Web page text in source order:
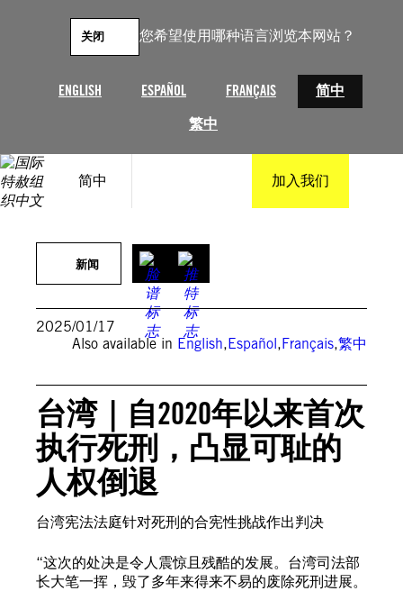
您希望使用哪种语言浏览本网站？
ENGLISH ESPAÑOL FRANÇAIS
简中
繁中
关闭
简中 加入我们
新闻
2025/01/17
Also available in English,Español,Français,繁中
台湾｜自2020年以来首次
执行死刑，凸显可耻的
人权倒退
台湾宪法法庭针对死刑的合宪性挑战作出判决
“这次的处决是令人震惊且残酷的发展。台湾司法部
长大笔一挥，毁了多年来得来不易的废除死刑进展。